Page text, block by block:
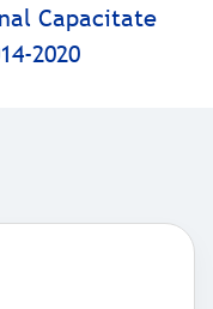
Capacitate
2020